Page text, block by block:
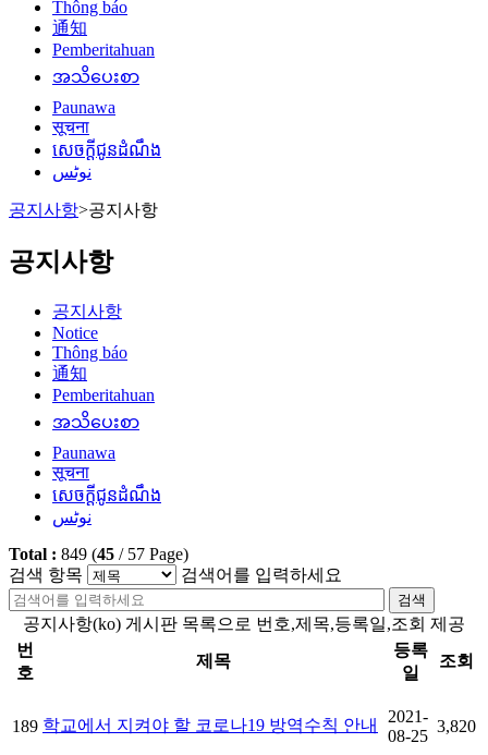
Thông báo
通知
Pemberitahuan
အသိပေးစာ
Paunawa
सूचना
សេចក្តីជូនដំណឹង
نوٹس
공지사항>공지사항
공지사항
공지사항
Notice
Thông báo
通知
Pemberitahuan
အသိပေးစာ
Paunawa
सूचना
សេចក្តីជូនដំណឹង
نوٹس
Total : 849 (45 / 57 Page)
검색 항목
검색어를 입력하세요
검색
공지사항(ko) 게시판 목록으로 번호,제목,등록일,조회 제공
번
호
제목
등록
일
조회
189 학교에서 지켜야 할 코로나19 방역수칙 안내
2021-
08-25
3,820